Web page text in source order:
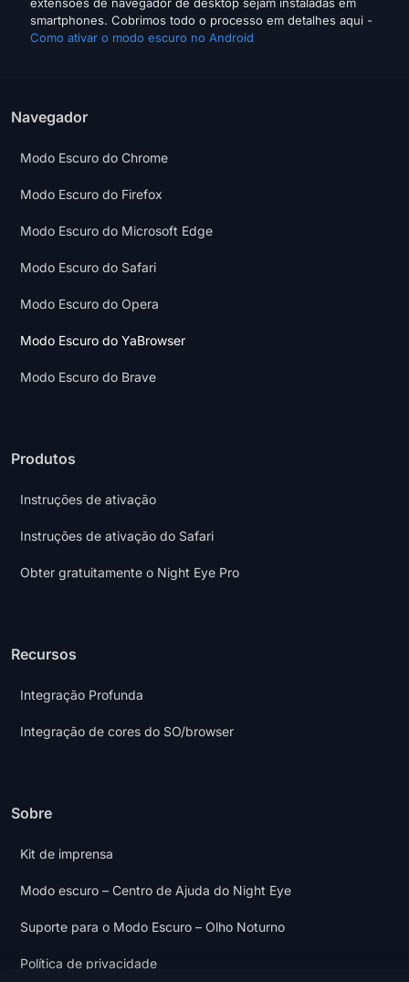
smartphones. Cobrimos todo o processo em detalhes aqui -
Como ativar o modo escuro no Android
Navegador
Modo Escuro do Chrome
Modo Escuro do Firefox
Modo Escuro do Microsoft Edge
Modo Escuro do Safari
Modo Escuro do Opera
Modo Escuro do YaBrowser
Modo Escuro do Brave
Produtos
Instruções de ativação
Instruções de ativação do Safari
Obter gratuitamente o Night Eye Pro
Recursos
Integração Profunda
Integração de cores do SO/browser
Sobre
Kit de imprensa
Modo escuro – Centro de Ajuda do Night Eye
Suporte para o Modo Escuro – Olho Noturno
Política de privacidade